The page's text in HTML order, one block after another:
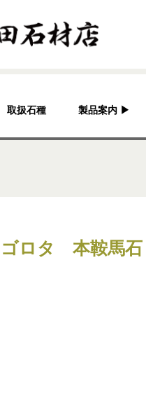
取扱石種 製品案内 ▶
灯篭
骨董
ゴロタ 本鞍馬石